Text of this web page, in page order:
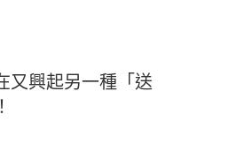
又興起另一種「送